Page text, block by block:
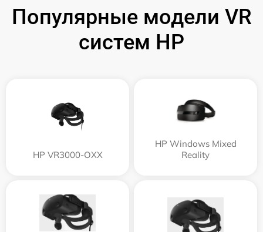
Популярные модели VR
систем HP
HP VR3000-OXX
HP Windows Mixed
Reality